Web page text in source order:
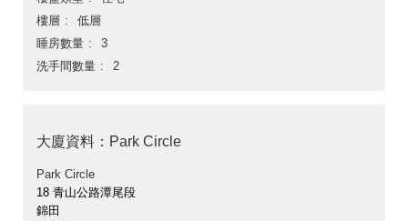
樓層
低層
睡房數量
3
洗手間數量
2
大廈資料：Park Circle
Park Circle
18 青山公路潭尾段
錦田